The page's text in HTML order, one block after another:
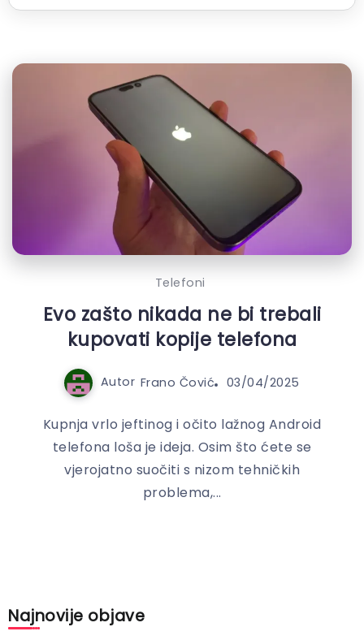
Telefoni
Evo zašto nikada ne bi trebali
kupovati kopije telefona
Autor Frano Čović 03/04/2025
Kupnja vrlo jeftinog i očito lažnog Android
telefona loša je ideja. Osim što ćete se
vjerojatno suočiti s nizom tehničkih
problema,...
Najnovije objave